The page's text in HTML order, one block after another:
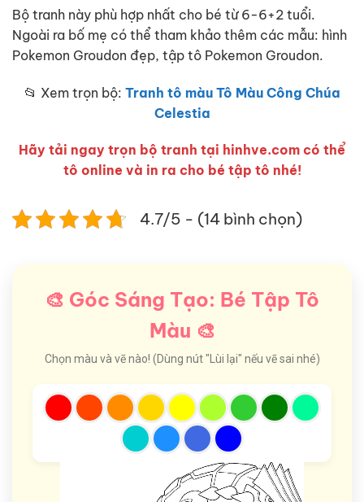
Bộ tranh này phù hợp nhất cho bé từ 6-6+2 tuổi.
Ngoài ra bố mẹ có thể tham khảo thêm các mẫu: hình
Pokemon Groudon đẹp, tập tô Pokemon Groudon.
📂 Xem trọn bộ: Tranh tô màu Tô Màu Công Chúa
Celestia
Hãy tải ngay trọn bộ tranh tại hinhve.com có thể
tô online và in ra cho bé tập tô nhé!
4.7/5 - (14 bình chọn)
🎨 Góc Sáng Tạo: Bé Tập Tô
Màu 🎨
Chọn màu và vẽ nào! (Dùng nút "Lùi lại" nếu vẽ sai nhé)